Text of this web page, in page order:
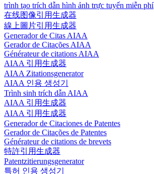
trình tạo trích dẫn hình ảnh trực tuyến miễn phí
在线图像引用生成器
線上圖片引用生成器
Generador de Citas AIAA
Gerador de Citações AIAA
Générateur de citations AIAA
AIAA 引用生成器
AIAA Zitationsgenerator
AIAA 인용 생성기
Trình sinh trích dẫn AIAA
AIAA 引用生成器
AIAA 引用生成器
Generador de Citaciones de Patentes
Gerador de Citações de Patentes
Générateur de citations de brevets
特許引用生成器
Patentzitierungsgenerator
특허 인용 생성기